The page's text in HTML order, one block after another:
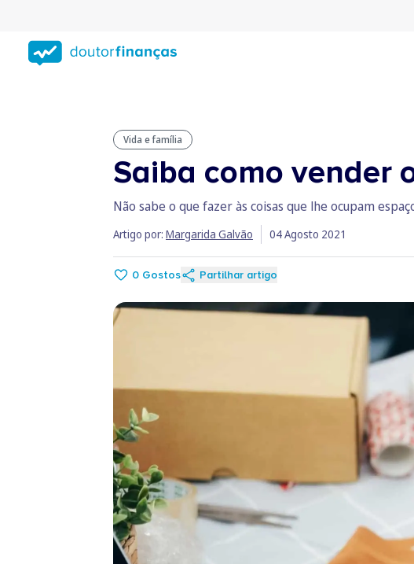
conteúdo
principal
Vida e família
Saiba como vender
Não sabe o que fazer às coisas que lhe ocupam
Artigo por: Margarida Galvão 04 Agosto 2021
0 Gostos Partilhar artigo